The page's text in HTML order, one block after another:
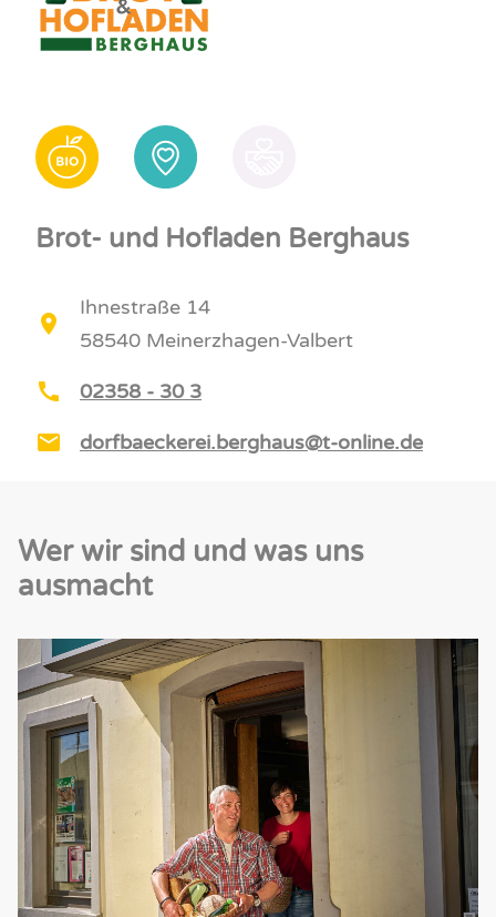
Brot- und Hofladen Berghaus
Ihnestraße 14
58540 Meinerzhagen-Valbert
02358 - 30 3
dorfbaeckerei.berghaus@t-online.de
Wer wir sind und was uns
ausmacht